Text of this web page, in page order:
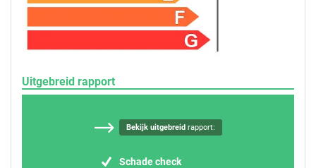
Uitgebreid rapport
Bekijk uitgebreidrapport:
Schade check